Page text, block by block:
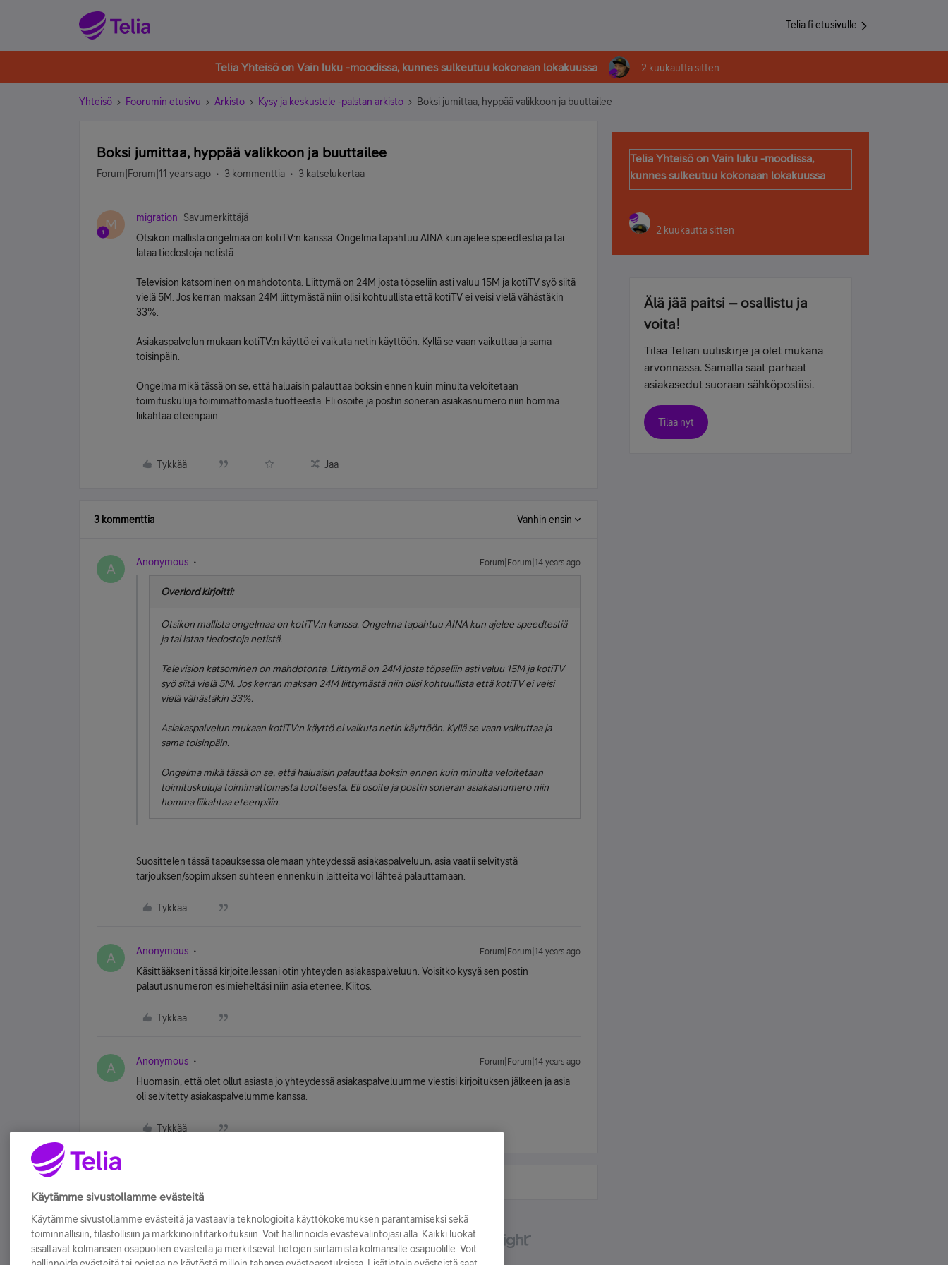
Telia.fi etusivulle
Telia Yhteisö on Vain luku -moodissa, kunnes sulkeutuu kokonaan lokakuussa 2 kuukautta sitten
Yhteisö Foorumin etusivu Arkisto Kysy ja keskustele -palstan arkisto Boksi jumittaa, hyppää valikkoon ja buuttailee
Boksi jumittaa, hyppää valikkoon ja buuttailee
Forum|Forum|11 years ago 3 kommenttia 3 katselukertaa
M migration
Savumerkittäjä
Otsikon mallista ongelmaa on kotiTV:n kanssa. Ongelma tapahtuu AINA kun ajelee speedtestiä ja tai
lataa tiedostoja netistä.
Television katsominen on mahdotonta. Liittymä on 24M josta töpseliin asti valuu 15M ja kotiTV syö siitä
vielä 5M. Jos kerran maksan 24M liittymästä niin olisi kohtuullista että kotiTV ei veisi vielä vähästäkin
33%.
Asiakaspalvelun mukaan kotiTV:n käyttö ei vaikuta netin käyttöön. Kyllä se vaan vaikuttaa ja sama
toisinpäin.
Ongelma mikä tässä on se, että haluaisin palauttaa boksin ennen kuin minulta veloitetaan
toimituskuluja toimimattomasta tuotteesta. Eli osoite ja postin soneran asiakasnumero niin homma
liikahtaa eteenpäin.
Tykkää Jaa
3 kommenttia Vanhin ensin
A Anonymous Forum|Forum|14 years ago
Overlord kirjoitti:
Otsikon mallista ongelmaa on kotiTV:n kanssa. Ongelma tapahtuu AINA kun ajelee speedtestiä
ja tai lataa tiedostoja netistä.
Television katsominen on mahdotonta. Liittymä on 24M josta töpseliin asti valuu 15M ja kotiTV
syö siitä vielä 5M. Jos kerran maksan 24M liittymästä niin olisi kohtuullista että kotiTV ei veisi
vielä vähästäkin 33%.
Asiakaspalvelun mukaan kotiTV:n käyttö ei vaikuta netin käyttöön. Kyllä se vaan vaikuttaa ja
sama toisinpäin.
Ongelma mikä tässä on se, että haluaisin palauttaa boksin ennen kuin minulta veloitetaan
toimituskuluja toimimattomasta tuotteesta. Eli osoite ja postin soneran asiakasnumero niin
homma liikahtaa eteenpäin.
Suosittelen tässä tapauksessa olemaan yhteydessä asiakaspalveluun, asia vaatii selvitystä
tarjouksen/sopimuksen suhteen ennenkuin laitteita voi lähteä palauttamaan.
Tykkää
A Anonymous Forum|Forum|14 years ago
Käsittääkseni tässä kirjoitellessani otin yhteyden asiakaspalveluun. Voisitko kysyä sen postin
palautusnumeron esimieheltäsi niin asia etenee. Kiitos.
Tykkää
A Anonymous Forum|Forum|14 years ago
Huomasin, että olet ollut asiasta jo yhteydessä asiakaspalveluumme viestisi kirjoituksen jälkeen ja asia
oli selvitetty asiakaspalvelumme kanssa.
Tykkää
Telia Yhteisö on Vain luku -moodissa,
kunnes sulkeutuu kokonaan lokakuussa
2 kuukautta sitten
Älä jää paitsi – osallistu ja
voita!
Tilaa Telian uutiskirje ja olet mukana
arvonnassa. Samalla saat parhaat
asiakasedut suoraan sähköpostiisi.
Tilaa nyt
Käytämme sivustollamme evästeitä
Käytämme sivustollamme evästeitä ja vastaavia teknologioita käyttökokemuksen parantamiseksi sekä
toiminnallisiin, tilastollisiin ja markkinointitarkoituksiin. Voit hallinnoida evästevalintojasi alla. Kaikki luokat
sisältävät kolmansien osapuolien evästeitä ja merkitsevät tietojen siirtämistä kolmansille osapuolille. Voit